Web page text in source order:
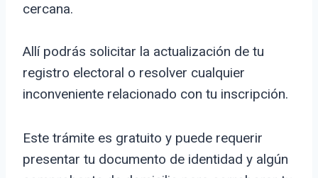
cercana.
Allí podrás solicitar la actualización de tu
registro electoral o resolver cualquier
inconveniente relacionado con tu inscripción.
Este trámite es gratuito y puede requerir
presentar tu documento de identidad y algún